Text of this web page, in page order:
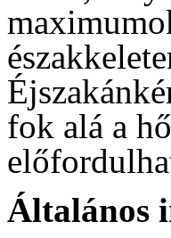
fok alá a
Általános